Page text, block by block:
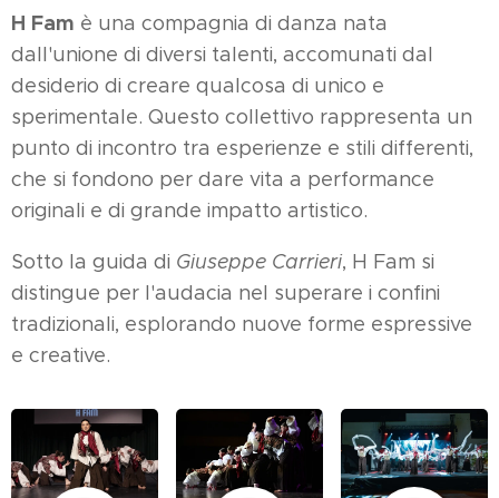
H Fam è una compagnia di danza nata
dall'unione di diversi talenti, accomunati dal
desiderio di creare qualcosa di unico e
sperimentale. Questo collettivo rappresenta un
punto di incontro tra esperienze e stili differenti,
che si fondono per dare vita a performance
originali e di grande impatto artistico.
Sotto la guida di Giuseppe Carrieri, H Fam si
distingue per l'audacia nel superare i confini
tradizionali, esplorando nuove forme espressive
e creative.